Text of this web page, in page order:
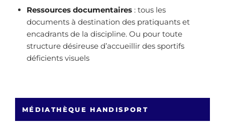
Ressources documentaires : tous les
documents à destination des pratiquants et
encadrants de la discipline. Ou pour toute
structure désireuse d’accueillir des sportifs
déficients visuels
MÉDIATHÈQUE HANDISPORT